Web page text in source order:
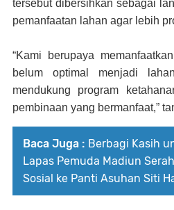
tersebut dibersihkan sebagai
pemanfaatan lahan agar lebih
“Kami berupaya
belum optimal menjadi
mendukung program
pembinaan yang bermanfaat,”
Baca Juga : Berbagi Kasih
Lapas Pemuda Madiun
Sosial ke Panti Asuhan Siti